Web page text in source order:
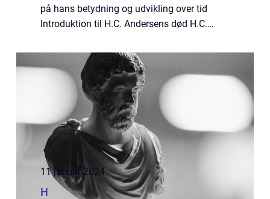
på hans betydning og udvikling over tid
Introduktion til H.C. Andersens død H.C.
inden for dansk litteratur og eventyr. Han...
11 januar 2024
H